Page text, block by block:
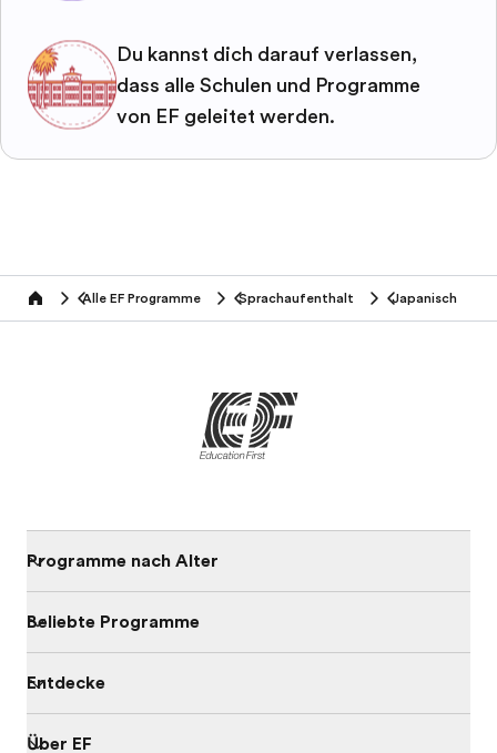
Du kannst dich darauf verlassen,
dass alle Schulen und Programme
von EF geleitet werden.
home Alle EF Programme Sprachaufenthalt Japanisch
Programme nach Alter
Beliebte Programme
Entdecke
Über EF